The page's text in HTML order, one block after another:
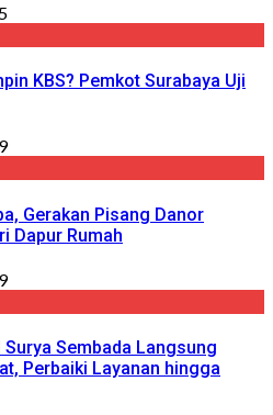
KBS? Pemkot Surabaya Uji
Gerakan Pisang Danor
Dapur Rumah
Surya Sembada Langsung
Perbaiki Layanan hingga